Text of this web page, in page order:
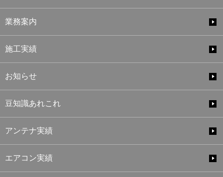
業務案内
施工実績
お知らせ
豆知識あれこれ
アンテナ実績
エアコン実績